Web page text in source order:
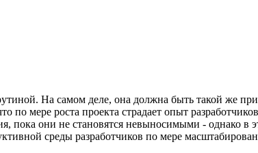
На самом деле, она должна быть такой же
по мере роста проекта страдает опыт
пока они не становятся невыносимыми - однако
среды разработчиков по мере